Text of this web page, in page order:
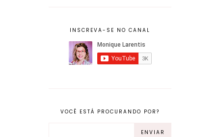
INSCREVA-SE NO CANAL
VOCÊ ESTÁ PROCURANDO POR?